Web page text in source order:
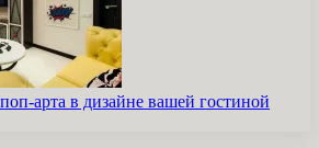
арта в дизайне вашей гостиной